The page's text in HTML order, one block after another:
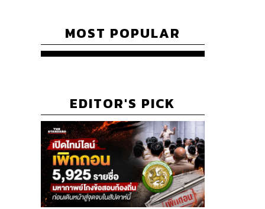
MOST POPULAR
EDITOR'S PICK